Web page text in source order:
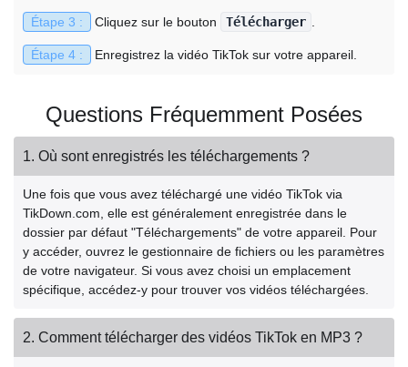
Étape 3 : Cliquez sur le bouton Télécharger
Étape 4 : Enregistrez la vidéo TikTok sur votre appareil.
Questions Fréquemment Posées
1. Où sont enregistrés les téléchargements ?
Une fois que vous avez téléchargé une vidéo TikTok via
TikDown.com, elle est généralement enregistrée dans le
dossier par défaut "Téléchargements" de votre appareil. Pour
y accéder, ouvrez le gestionnaire de fichiers ou les paramètres
de votre navigateur. Si vous avez choisi un emplacement
spécifique, accédez-y pour trouver vos vidéos téléchargées.
2. Comment télécharger des vidéos TikTok en MP3 ?